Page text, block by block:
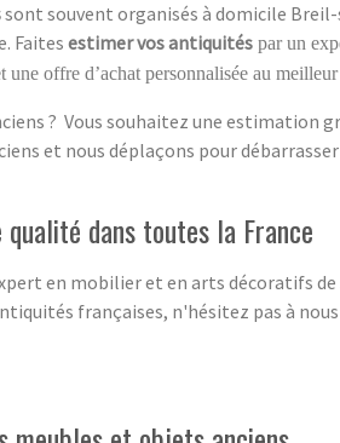
sont souvent organisés à domicile Breil-
Faites estimer vos antiquités par un
offre d’achat personnalisée au
? Vous souhaitez une
et nous déplaçons pour
dans toutes la France
en mobilier et en arts décoratifs
françaises, n'hésitez pas à